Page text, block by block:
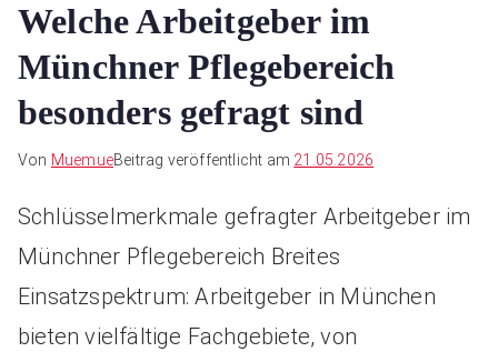
Welche Arbeitgeber im
Münchner Pflegebereich
besonders gefragt sind
Von MuemueBeitrag veröffentlicht am 21.05.2026
Schlüsselmerkmale gefragter Arbeitgeber im
Münchner Pflegebereich Breites
Einsatzspektrum: Arbeitgeber in München
bieten vielfältige Fachgebiete, von